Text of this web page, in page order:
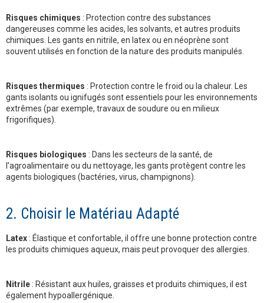
Risques chimiques : Protection contre des substances
dangereuses comme les acides, les solvants, et autres produits
chimiques. Les gants en nitrile, en latex ou en néoprène sont
souvent utilisés en fonction de la nature des produits manipulés.
Risques thermiques : Protection contre le froid ou la chaleur. Les
gants isolants ou ignifugés sont essentiels pour les environnements
extrêmes (par exemple, travaux de soudure ou en milieux
frigorifiques).
Risques biologiques : Dans les secteurs de la santé, de
l’agroalimentaire ou du nettoyage, les gants protègent contre les
agents biologiques (bactéries, virus, champignons).
2. Choisir le Matériau Adapté
Latex : Élastique et confortable, il offre une bonne protection contre
les produits chimiques aqueux, mais peut provoquer des allergies.
Nitrile : Résistant aux huiles, graisses et produits chimiques, il est
également hypoallergénique.